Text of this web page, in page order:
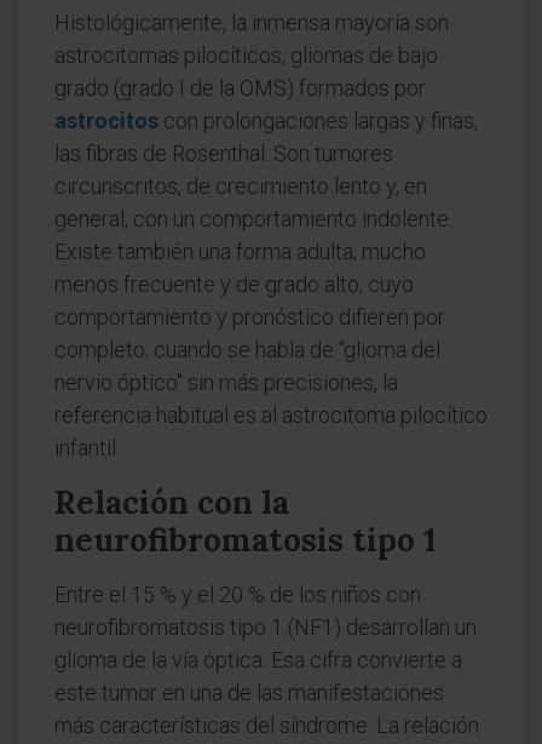
Histológicamente, la inmensa mayoría son
astrocitomas pilocíticos, gliomas de bajo
grado (grado I de la OMS) formados por
astrocitos con prolongaciones largas y finas,
las fibras de Rosenthal. Son tumores
circunscritos, de crecimiento lento y, en
general, con un comportamiento indolente.
Existe también una forma adulta, mucho
menos frecuente y de grado alto, cuyo
comportamiento y pronóstico difieren por
completo; cuando se habla de "glioma del
nervio óptico" sin más precisiones, la
referencia habitual es al astrocitoma pilocítico
infantil.
Relación con la
neurofibromatosis tipo 1
Entre el 15 % y el 20 % de los niños con
neurofibromatosis tipo 1 (NF1) desarrollan un
glioma de la vía óptica. Esa cifra convierte a
este tumor en una de las manifestaciones
más características del síndrome. La relación